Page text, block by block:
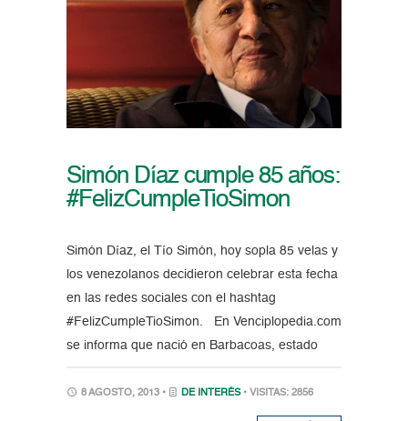
Simón Díaz cumple 85 años:
#FelizCumpleTioSimon
Simón Díaz, el Tío Simón, hoy sopla 85 velas y
los venezolanos decidieron celebrar esta fecha
en las redes sociales con el hashtag
#FelizCumpleTioSimon. En Venciplopedia.com
se informa que nació en Barbacoas, estado
8 AGOSTO, 2013 • DE INTERÉS • VISITAS: 2856